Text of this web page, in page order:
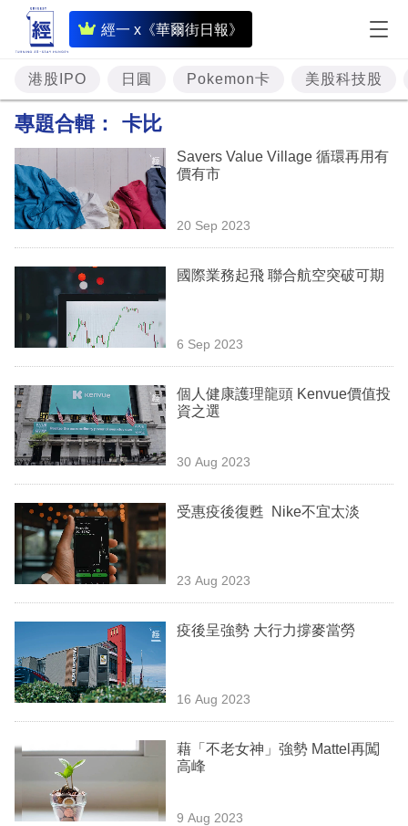
經一 x《華爾街日報》
即
時
財
經
投
資
樓
市
理
業
科
技
職
場
生
時
事
閱
港股IPO 日圓 Pokemon卡 美股科技股
專題合輯： 卡比
Savers Value Village 循環再用有
價有市
20 Sep 2023
國際業務起飛 聯合航空突破可期
6 Sep 2023
個人健康護理龍頭 Kenvue價值投
資之選
30 Aug 2023
受惠疫後復甦 Nike不宜太淡
23 Aug 2023
疫後呈強勢 大行力撐麥當勞
16 Aug 2023
藉「不老女神」強勢 Mattel再闖
高峰
9 Aug 2023